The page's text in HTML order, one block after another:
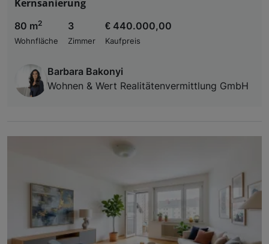
Kernsanierung
80 m2
Wohnfläche
3
Zimmer
€ 440.000,00
Kaufpreis
Barbara Bakonyi
Wohnen & Wert Realitätenvermittlung GmbH